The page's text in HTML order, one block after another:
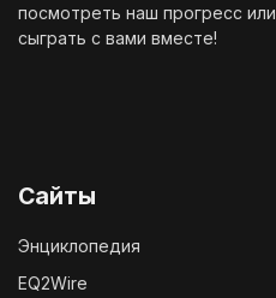
посмотреть наш прогресс или
сыграть с вами вместе!
Сайты
Энциклопедия
EQ2Wire